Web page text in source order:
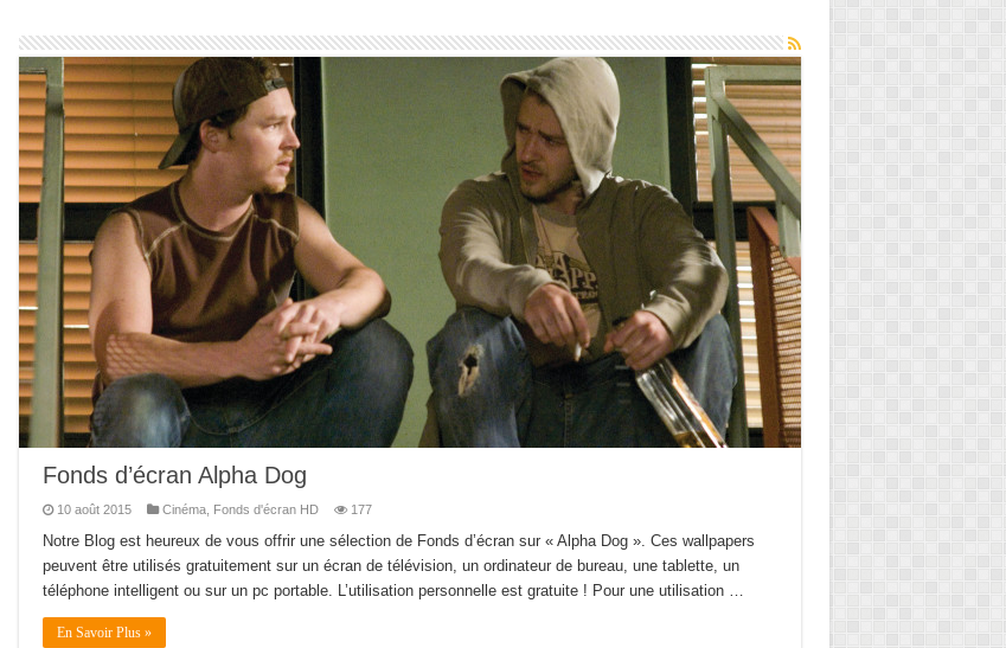
Fonds d’écran Alpha Dog
10 août 2015 Cinéma, Fonds d'écran HD 177
Notre Blog est heureux de vous offrir une sélection de Fonds d’écran sur « Alpha Dog ». Ces wallpapers
peuvent être utilisés gratuitement sur un écran de télévision, un ordinateur de bureau, une tablette, un
téléphone intelligent ou sur un pc portable. L’utilisation personnelle est gratuite ! Pour une utilisation …
En Savoir Plus »